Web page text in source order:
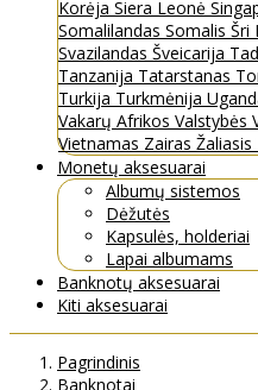
Korėja Siera Leonė
Somalilandas Somalis Šri
Svazilandas Šveicarija
Tanzanija Tatarstanas
Turkija Turkmėnija
Vakarų Afrikos Valstybės
Vietnamas Zairas Žaliasis
Monetų aksesuarai
Albumų sistemos
Dėžutės
Kapsulės, holderiai
Lapai albumams
Banknotų aksesuarai
Kiti aksesuarai
Pagrindinis
Banknotai